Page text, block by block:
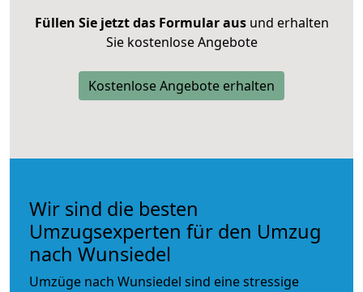
Füllen Sie jetzt das Formular ausund erhalten
Sie kostenlose Angebote
Kostenlose Angebote erhalten
Wir sind die besten
Umzugsexperten für den Umzug
nach Wunsiedel
Umzüge nach Wunsiedel sind eine stressige